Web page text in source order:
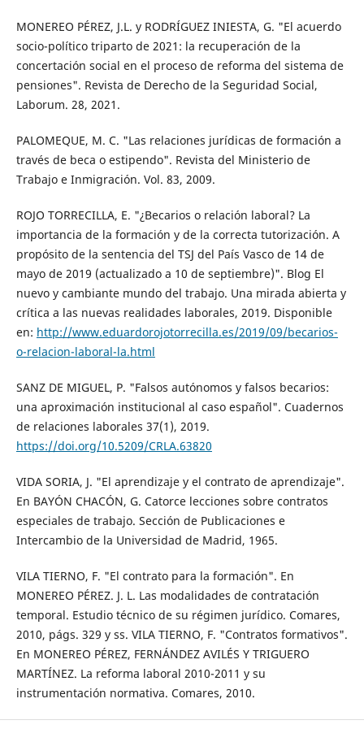
MONEREO PÉREZ, J.L. y RODRÍGUEZ INIESTA, G. "El acuerdo
socio-político triparto de 2021: la recuperación de la
concertación social en el proceso de reforma del sistema de
pensiones". Revista de Derecho de la Seguridad Social,
Laborum. 28, 2021.
PALOMEQUE, M. C. "Las relaciones jurídicas de formación a
través de beca o estipendo". Revista del Ministerio de
Trabajo e Inmigración. Vol. 83, 2009.
ROJO TORRECILLA, E. "¿Becarios o relación laboral? La
importancia de la formación y de la correcta tutorización. A
propósito de la sentencia del TSJ del País Vasco de 14 de
mayo de 2019 (actualizado a 10 de septiembre)". Blog El
nuevo y cambiante mundo del trabajo. Una mirada abierta y
crítica a las nuevas realidades laborales, 2019. Disponible
en: http://www.eduardorojotorrecilla.es/2019/09/becarios-
o-relacion-laboral-la.html
SANZ DE MIGUEL, P. "Falsos autónomos y falsos becarios:
una aproximación institucional al caso español". Cuadernos
de relaciones laborales 37(1), 2019.
https://doi.org/10.5209/CRLA.63820
VIDA SORIA, J. "El aprendizaje y el contrato de aprendizaje".
En BAYÓN CHACÓN, G. Catorce lecciones sobre contratos
especiales de trabajo. Sección de Publicaciones e
Intercambio de la Universidad de Madrid, 1965.
VILA TIERNO, F. "El contrato para la formación". En
MONEREO PÉREZ. J. L. Las modalidades de contratación
temporal. Estudio técnico de su régimen jurídico. Comares,
2010, págs. 329 y ss. VILA TIERNO, F. "Contratos formativos".
En MONEREO PÉREZ, FERNÁNDEZ AVILÉS Y TRIGUERO
MARTÍNEZ. La reforma laboral 2010-2011 y su
instrumentación normativa. Comares, 2010.